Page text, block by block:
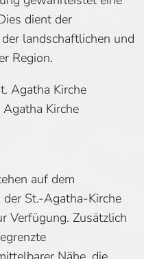
dient der
landschaftlichen und
Region.
Agatha Kirche
Kirche
auf dem
St.-Agatha-Kirche
Verfügung. Zusätzlich